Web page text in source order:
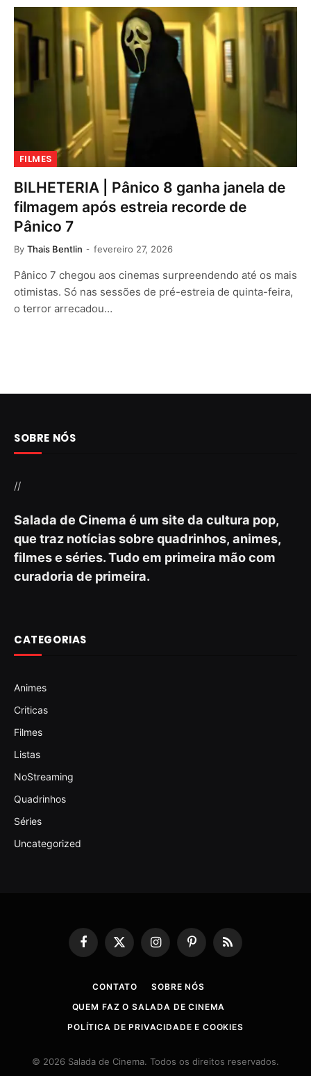
FILMES
BILHETERIA | Pânico 8 ganha janela de
filmagem após estreia recorde de
Pânico 7
By Thais Bentlin fevereiro 27, 2026
Pânico 7 chegou aos cinemas surpreendendo até os mais
otimistas. Só nas sessões de pré-estreia de quinta-feira,
o terror arrecadou…
SOBRE NÓS
//
Salada de Cinema é um site da cultura pop,
que traz notícias sobre quadrinhos, animes,
filmes e séries. Tudo em primeira mão com
curadoria de primeira.
CATEGORIAS
Animes
Criticas
Filmes
Listas
NoStreaming
Quadrinhos
Séries
Uncategorized
Facebook
X
(Twitter)
InstagramPinterestRSS
CONTATO
SOBRE NÓS
QUEM FAZ O SALADA DE CINEMA
POLÍTICA DE PRIVACIDADE E COOKIES
© 2026 Salada de Cinema. Todos os direitos reservados.